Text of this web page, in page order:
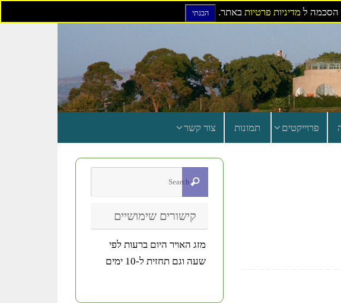
הסכמה למדיניות פרטיות באתר. הבנתי
פרוייקטים תמונות צור קשר
קישורים שימושיים
מזג האויר היום ברעות לפי
שעה וגם תחזית ל-10 ימים